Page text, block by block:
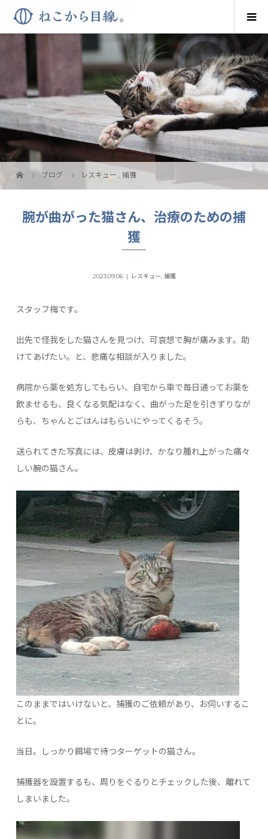
ブログ レスキュー ,捕獲
腕が曲がった猫さん、治療のための捕
獲
2023.09.06 レスキュー, 捕獲
スタッフ梅です。
出先で怪我をした猫さんを見つけ、可哀想で胸が痛みます。助
けてあげたい。と、悲痛な相談が入りました。
病院から薬を処方してもらい、自宅から車で毎日通ってお薬を
飲ませるも、良くなる気配はなく、曲がった足を引きずりなが
らも、ちゃんとごはんはもらいにやってくるそう。
送られてきた写真には、皮膚は剥け、かなり腫れ上がった痛々
しい腕の猫さん。
このままではいけないと、捕獲のご依頼があり、お伺いするこ
とに。
当日。しっかり餌場で待つターゲットの猫さん。
捕獲器を設置するも、周りをぐるりとチェックした後、離れて
しまいました。